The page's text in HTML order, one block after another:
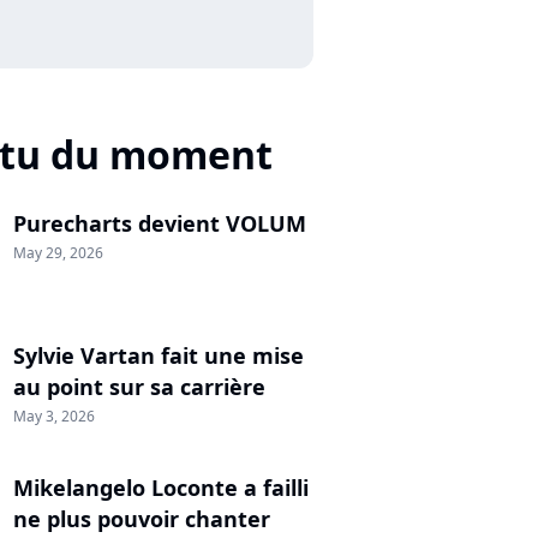
du moment
Purecharts devient VOLUM
May 29, 2026
Sylvie Vartan fait une mise
au point sur sa carrière
May 3, 2026
Mikelangelo Loconte a failli
ne plus pouvoir chanter